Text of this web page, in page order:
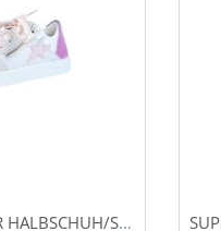
SUPERFIT KINDER HALBSCHUH/SNEAKER STELLA MEHRFARBIG (WEISS) 1-000802-9010